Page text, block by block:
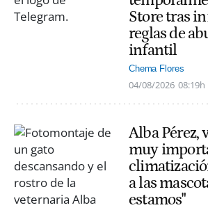
Store tras
reglas de
infantil
Chema Flores
04/08/2026 08:19h
Alba Pérez,
muy
a las
estamos"